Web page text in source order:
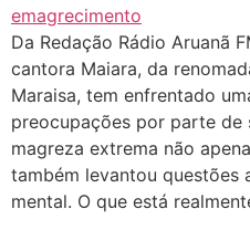
Da Redação Rádio Aruanã
cantora Maiara, da
Maraisa, tem enfrentado
preocupações por parte de
magreza extrema não
também levantou questões
mental. O que está